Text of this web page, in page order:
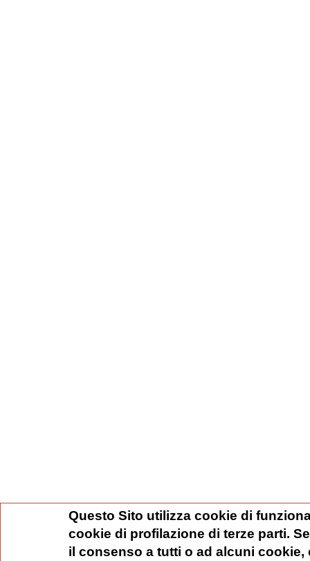
Questo Sito utilizza cookie di
cookie di profilazione di terze parti.
il consenso a tutti o ad alcuni